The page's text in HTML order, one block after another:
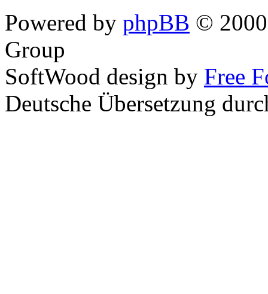
Powered by phpBB ©
Group
SoftWood design by Free
Deutsche Übersetzung